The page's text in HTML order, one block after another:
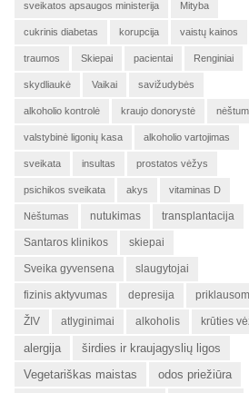
sveikatos apsaugos ministerija Mityba
cukrinis diabetas korupcija vaistų kainos
traumos Skiepai pacientai Renginiai
skydliaukė Vaikai savižudybės
alkoholio kontrolė kraujo donorystė
valstybinė ligonių kasa alkoholio vartojimas
sveikata insultas prostatos vėžys
psichikos sveikata akys vitaminas D
Nėštumas nutukimas transplantacija
Santaros klinikos skiepai
Sveika gyvensena slaugytojai
fizinis aktyvumas depresija
ŽIV atlyginimai alkoholis krūties
alergija
širdies ir kraujagyslių ligos
Vegetariškas maistas
odos priežiūra